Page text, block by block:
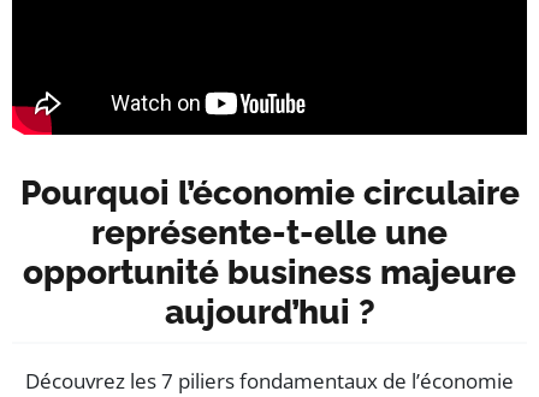
Pourquoi l’économie circulaire
représente-t-elle une
opportunité business majeure
aujourd’hui ?
Découvrez les 7 piliers fondamentaux de l’économie